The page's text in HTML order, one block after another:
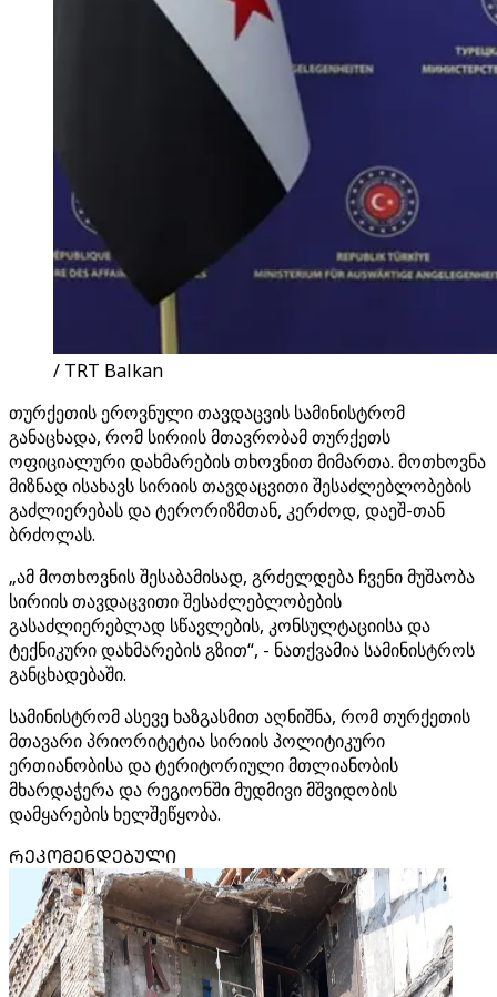
/ TRT Balkan
თურქეთის ეროვნული თავდაცვის სამინისტრომ
განაცხადა, რომ სირიის მთავრობამ თურქეთს
ოფიციალური დახმარების თხოვნით მიმართა. მოთხოვნა
მიზნად ისახავს სირიის თავდაცვითი შესაძლებლობების
გაძლიერებას და ტერორიზმთან, კერძოდ, დაეშ-თან
ბრძოლას.
„ამ მოთხოვნის შესაბამისად, გრძელდება ჩვენი მუშაობა
სირიის თავდაცვითი შესაძლებლობების
გასაძლიერებლად სწავლების, კონსულტაციისა და
ტექნიკური დახმარების გზით“, - ნათქვამია სამინისტროს
განცხადებაში.
სამინისტრომ ასევე ხაზგასმით აღნიშნა, რომ თურქეთის
მთავარი პრიორიტეტია სირიის პოლიტიკური
ერთიანობისა და ტერიტორიული მთლიანობის
მხარდაჭერა და რეგიონში მუდმივი მშვიდობის
დამყარების ხელშეწყობა.
ᲠᲔᲙᲝᲛᲔᲜᲓᲔᲑᲣᲚᲘ